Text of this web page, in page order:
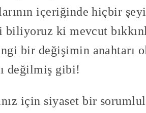
içeriğinde hiçbir
ki mevcut
bir değişimin anahtarı
değilmiş gibi!
için siyaset bir